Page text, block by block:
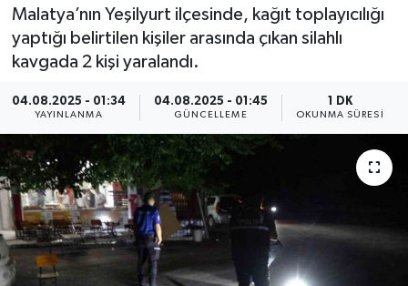
Malatya’nın Yeşilyurt ilçesinde, kağıt toplayıcılığı
yaptığı belirtilen kişiler arasında çıkan silahlı
kavgada 2 kişi yaralandı.
04.08.2025 - 01:34
YAYINLANMA
04.08.2025 - 01:45
GÜNCELLEME
1 DK
OKUNMA SÜRESI
Resmi İlan
Sağlık
Siyaset
Spor
Yaşam